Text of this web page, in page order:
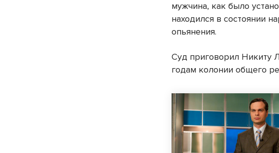
мужчина, как было
находился в состоянии
опьянения.
Суд приговорил Никиту
годам колонии общего